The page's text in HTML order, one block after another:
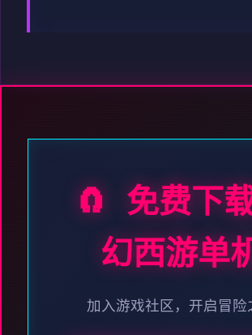
🧲 免费下
幻西游单
加入游戏社区，开启冒险